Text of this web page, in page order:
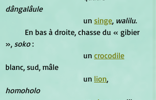
dângalâule
				un
singe, walilu.
», soko :
				un
crocodile
blanc, sud, mâle
				un
lion,
homoholo